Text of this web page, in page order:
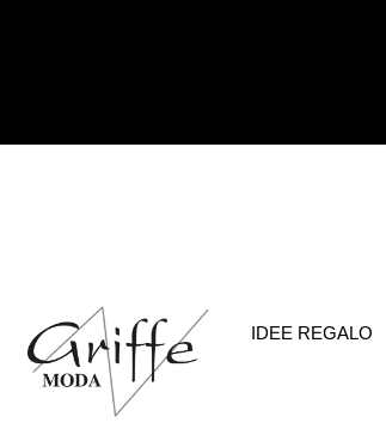
IDEE REGALO